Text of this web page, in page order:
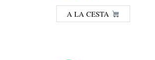
A LA CESTA